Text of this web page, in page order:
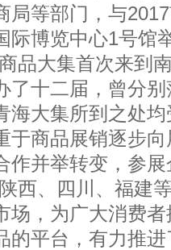
局等部门，与
际博览中心1号馆
品大集首次来到
十二届，曾分别
海大集所到之处
于商品展销逐步
作并举转变，参
西、四川、福建
场，为广大消费
的平台，有力推